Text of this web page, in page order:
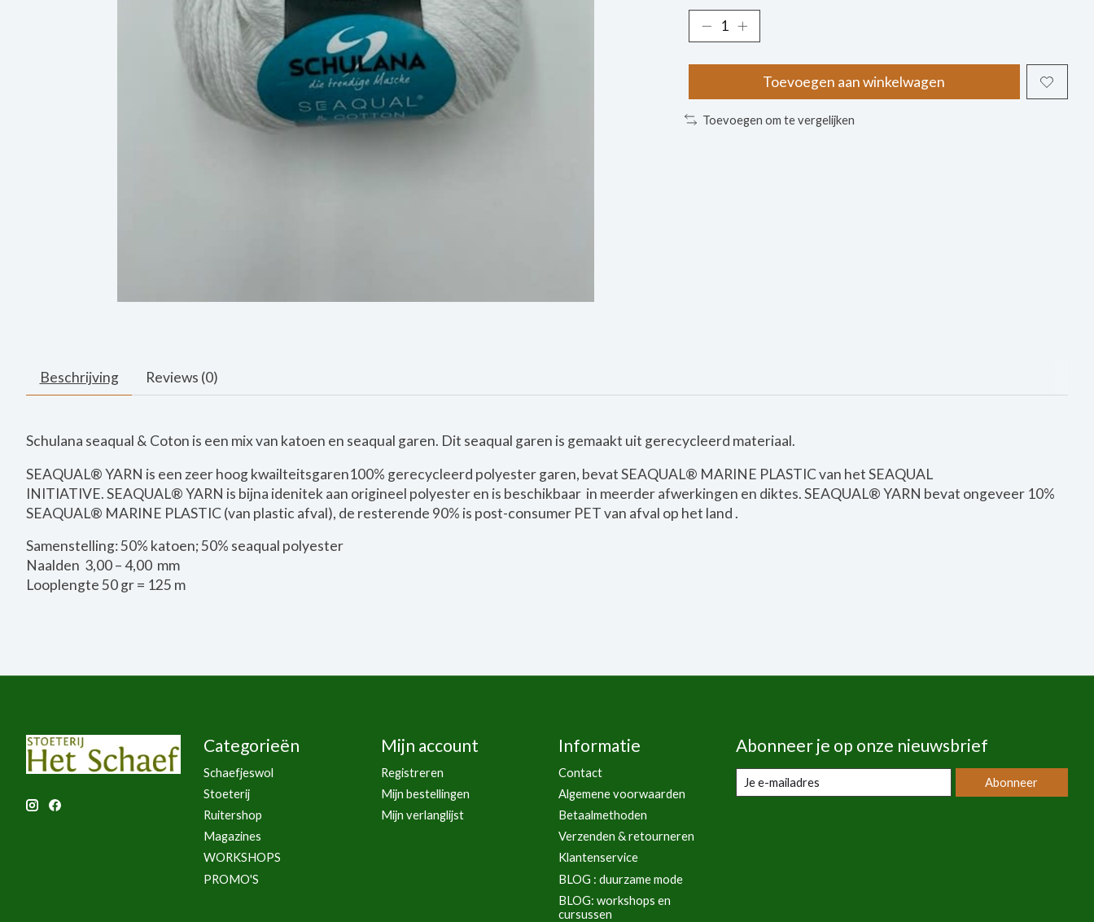
Toevoegen aan winkelwagen
Toevoegen om te vergelijken
Beschrijving Reviews (0)
Schulana seaqual & Coton is een mix van katoen en seaqual garen. Dit seaqual garen is gemaakt uit gerecycleerd materiaal.
SEAQUAL® YARN is een zeer hoog kwailteitsgaren100% gerecycleerd polyester garen, bevat SEAQUAL® MARINE PLASTIC van het SEAQUAL
INITIATIVE. SEAQUAL® YARN is bijna idenitek aan origineel polyester en is beschikbaar in meerder afwerkingen en diktes. SEAQUAL® YARN bevat ongeveer 10%
SEAQUAL® MARINE PLASTIC (van plastic afval), de resterende 90% is post-consumer PET van afval op het land .
Samenstelling: 50% katoen; 50% seaqual polyester
Naalden 3,00 – 4,00 mm
Looplengte 50 gr = 125 m
Categorieën
Schaefjeswol
Stoeterij
Ruitershop
Magazines
WORKSHOPS
PROMO'S
Mijn account
Registreren
Mijn bestellingen
Mijn verlanglijst
Informatie
Contact
Algemene voorwaarden
Betaalmethoden
Verzenden & retourneren
Klantenservice
BLOG : duurzame mode
BLOG: workshops en
cursussen
Abonneer je op onze nieuwsbrief
Abonneer